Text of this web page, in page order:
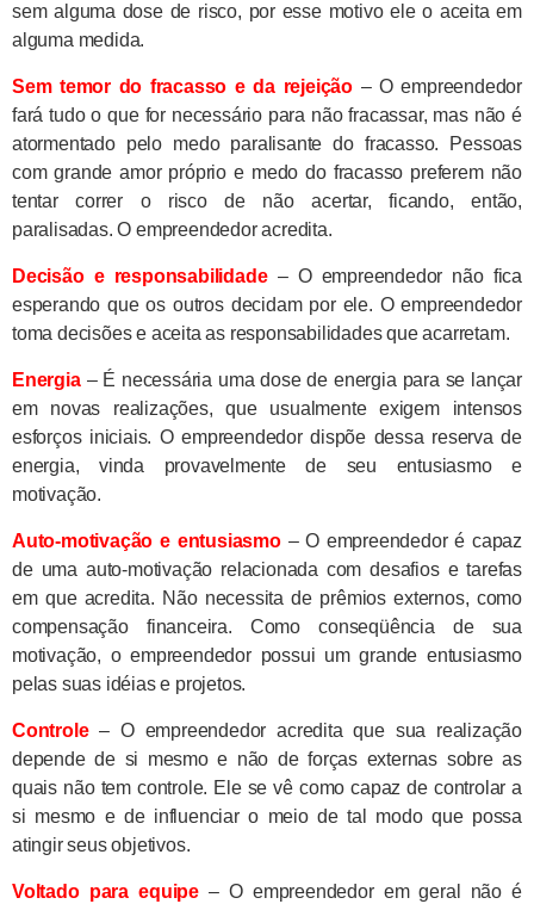
sem alguma dose de risco, por esse motivo ele o aceita em
alguma medida.
Sem temor do fracasso e da rejeição – O empreendedor
fará tudo o que for necessário para não fracassar, mas não é
atormentado pelo medo paralisante do fracasso. Pessoas
com grande amor próprio e medo do fracasso preferem não
tentar correr o risco de não acertar, ficando, então,
paralisadas. O empreendedor acredita.
Decisão e responsabilidade – O empreendedor não fica
esperando que os outros decidam por ele. O empreendedor
toma decisões e aceita as responsabilidades que acarretam.
Energia – É necessária uma dose de energia para se lançar
em novas realizações, que usualmente exigem intensos
esforços iniciais. O empreendedor dispõe dessa reserva de
energia, vinda provavelmente de seu entusiasmo e
motivação.
Auto-motivação e entusiasmo – O empreendedor é capaz
de uma auto-motivação relacionada com desafios e tarefas
em que acredita. Não necessita de prêmios externos, como
compensação financeira. Como conseqüência de sua
motivação, o empreendedor possui um grande entusiasmo
pelas suas idéias e projetos.
Controle– O empreendedor acredita que sua realização
depende de si mesmo e não de forças externas sobre as
quais não tem controle. Ele se vê como capaz de controlar a
si mesmo e de influenciar o meio de tal modo que possa
atingir seus objetivos.
Voltado para equipe– O empreendedor em geral não é